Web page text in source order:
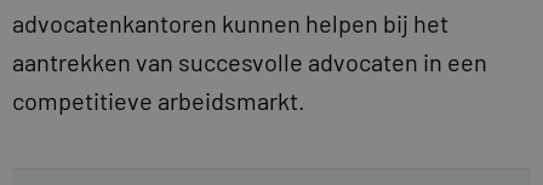
advocatenkantoren kunnen helpen bij het
aantrekken van succesvolle advocaten in een
competitieve arbeidsmarkt.